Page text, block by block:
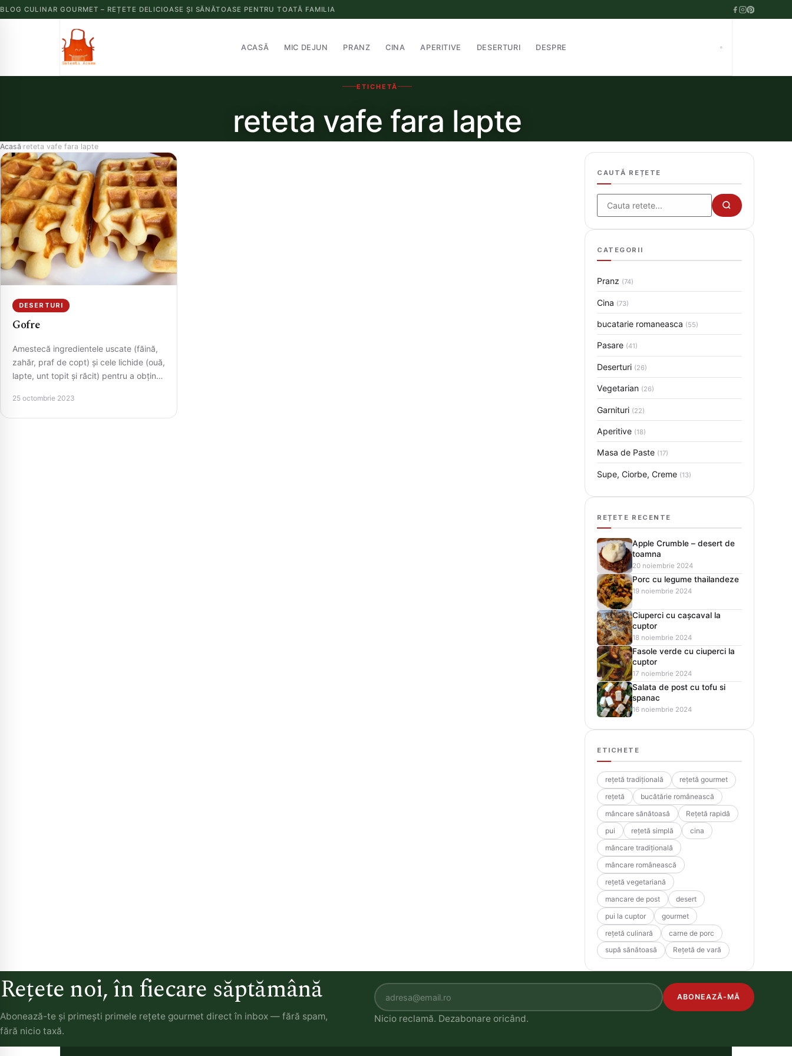
BLOG CULINAR GOURMET – REȚETE DELICIOASE ȘI SĂNĂTOASE PENTRU TOATĂ FAMILIA
ACASĂ MIC DEJUN PRANZ CINA APERITIVE DESERTURI DESPRE
ETICHETĂ
reteta vafe fara lapte
Acasă›reteta vafe fara lapte
DESERTURI
Gofre
Amestecă ingredientele uscate (făină,
zahăr, praf de copt) și cele lichide (ouă,
lapte, unt topit și răcit) pentru a obține
25 octombrie 2023
CAUTĂ REȚETE
Cauta
CATEGORII
Pranz (74)
Cina (73)
bucatarie romaneasca (55)
Pasare (41)
Deserturi (26)
Vegetarian (26)
Garnituri (22)
Aperitive (18)
Masa de Paste (17)
Supe, Ciorbe, Creme (13)
REȚETE RECENTE
Apple Crumble – desert de
toamna
20 noiembrie 2024
Porc cu legume thailandeze
19 noiembrie 2024
Ciuperci cu cașcaval la
cuptor
18 noiembrie 2024
Fasole verde cu ciuperci la
cuptor
17 noiembrie 2024
Salata de post cu tofu si
spanac
16 noiembrie 2024
ETICHETE
rețetă tradițională
rețetă gourmet
rețetă
bucătărie românească
mâncare sănătoasă
Rețetă rapidă
pui
rețetă simplă
cina
mâncare tradițională
mâncare românească
rețetă vegetariană
mancare de post
desert
pui la cuptor
gourmet
rețetă culinară
carne de porc
supă sănătoasă
Rețetă de vară
Rețete noi, în fiecare săptămână
Abonează-te și primești primele rețete gourmet direct în inbox — fără spam,
fără nicio taxă.
ABONEAZĂ-MĂ
Nicio reclamă. Dezabonare oricând.